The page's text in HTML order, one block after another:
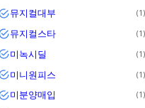
뮤지컬대부 1
뮤지컬스타 1
미녹시딜 1
미니원피스 1
미분양매입 1